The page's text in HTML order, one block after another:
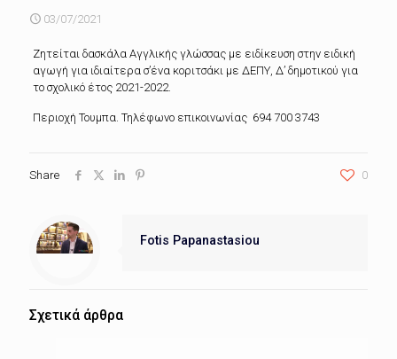
03/07/2021
Ζητείται δασκάλα Αγγλικής γλώσσας με ειδίκευση στην ειδική
αγωγή για ιδιαίτερα σ’ένα κοριτσάκι με ΔΕΠΥ, Δ’ δημοτικού για
το σχολικό έτος 2021-2022.
Περιοχή Τουμπα. Τηλέφωνο επικοινωνίας 694 700 3743
Share 0
Fotis Papanastasiou
Σχετικά άρθρα